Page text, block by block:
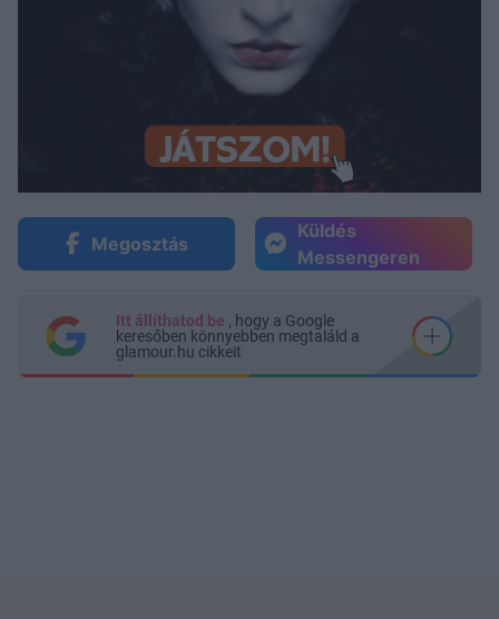
Megosztás
Küldés
Messengeren
Itt állíthatod be , hogy a Google
keresőben könnyebben megtaláld a
glamour.hu cikkeit